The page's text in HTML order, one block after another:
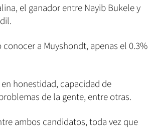
el ganador entre Nayib Bukele y
a Muyshondt, apenas el 0.3%
honestidad, capacidad de
de la gente, entre otras.
ambos candidatos, toda vez que